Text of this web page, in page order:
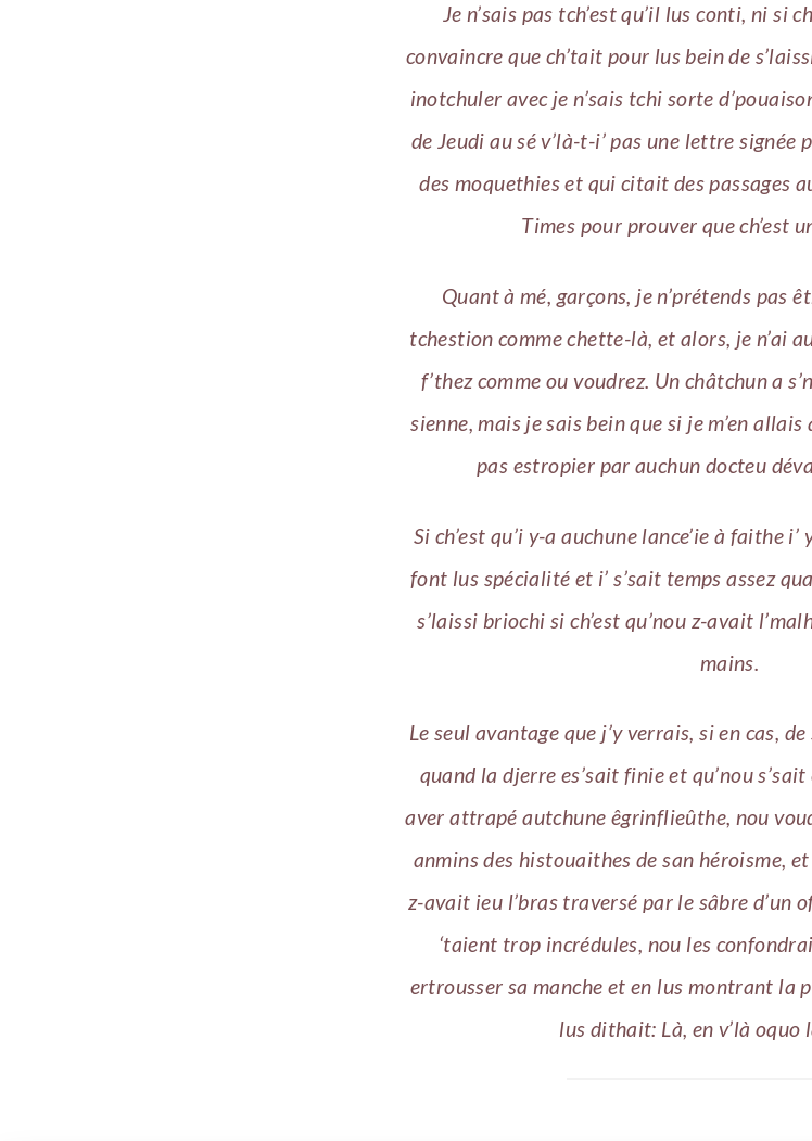
Je n’sais pas tch’est qu’il lus conti, ni si
convaincre que ch’tait pour lus bein de
inotchuler avec je n’sais tchi sorte
de Jeudi au sé v’là-t-i’ pas une lettre signée
des moquethies et qui citait des passages
Times pour prouver que ch’est
Quant à mé, garçons, je n’prétends pas
tchestion comme chette-là, et alors, je n’ai
f’thez comme ou voudrez. Un châtchun a
sienne, mais je sais bein que si je m’en allais
pas estropier par auchun docteu
Si ch’est qu’i y-a auchune lance’ie à faithe
font lus spécialité et i’ s’sait temps assez
s’laissi briochi si ch’est qu’nou z-avait
mains.
Le seul avantage que j’y verrais, si en cas,
quand la djerre es’sait finie et qu’nou
aver attrapé autchune êgrinflieûthe, nou
anmins des histouaithes de san héroisme,
z-avait ieu l’bras traversé par le sâbre d’un
‘taient trop incrédules, nou les
ertrousser sa manche et en lus montrant la
lus dithait: Là, en v’là oquo